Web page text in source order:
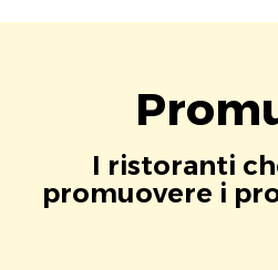
I ristoranti
promuovere i